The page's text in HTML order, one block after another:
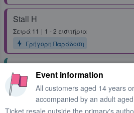
Stall H
Σειρά 11
1 - 2 εισιτήρια
Γρήγορη Παράδοση
Σειρά
1 - 4 εισιτήρια
Γρήγορη Παράδοση
Event information
All customers aged 14 years
accompanied by an adult
Ticket resale outside the primary's